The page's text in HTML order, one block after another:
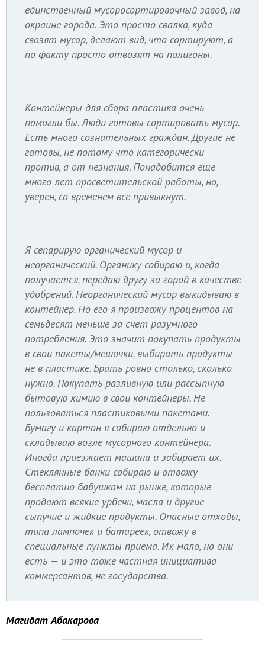
единственный мусоросортировочный завод, на
окраине города. Это просто свалка, куда
свозят мусор, делают вид, что сортируют, а
по факту просто отвозят на полигоны.
Контейнеры для сбора пластика очень
помогли бы. Люди готовы сортировать мусор.
Есть много сознательных граждан. Другие не
готовы, не потому что категорически
против, а от незнания. Понадобится еще
много лет просветительской работы, но,
уверен, со временем все привыкнут.
Я сепарирую органический мусор и
неорганический. Органику собираю и, когда
получается, передаю другу за город в качестве
удобрений. Неорганический мусор выкидываю в
контейнер. Но его я произвожу процентов на
семьдесят меньше за счет разумного
потребления. Это значит покупать продукты
в свои пакеты/мешочки, выбирать продукты
не в пластике. Брать ровно столько, сколько
нужно. Покупать разливную или рассыпную
бытовую химию в свои контейнеры. Не
пользоваться пластиковыми пакетами.
Бумагу и картон я собираю отдельно и
складываю возле мусорного контейнера.
Иногда приезжает машина и забирает их.
Стеклянные банки собираю и отвожу
бесплатно бабушкам на рынке, которые
продают всякие урбечи, масла и другие
сыпучие и жидкие продукты. Опасные отходы,
типа лампочек и батареек, отвожу в
специальные пункты приема. Их мало, но они
есть — и это тоже частная инициатива
коммерсантов, не государства.
Магидат Абакарова